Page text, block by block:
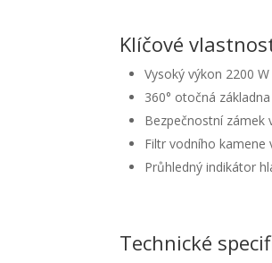
Klíčové
Vysoký výkon 2200
360° otočná
Bezpečnostní zámek
Filtr vodního kamene
Průhledný indikátor
Technické